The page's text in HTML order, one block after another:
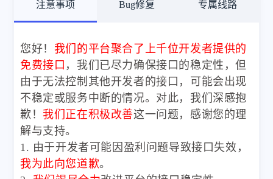
注意事项 Bug修复 专属线路
您好！ 我们的平台聚合了上千位开发者提供的
免费接口 ，我们已尽力确保接口的稳定性，但
由于无法控制其他开发者的接口，可能会出现
不稳定或服务中断的情况。对此，我们深感抱
歉！ 我们正在积极改善这一问题，感谢您的理
解与支持。
1. 由于开发者可能因盈利问题导致接口失效，
我为此向您道歉。